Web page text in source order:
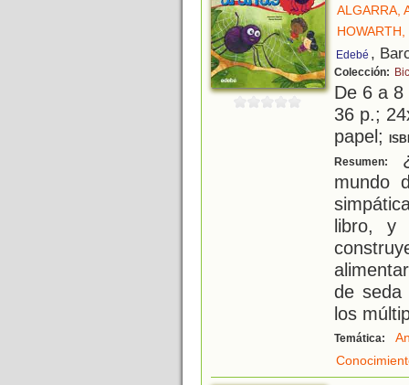
ALGARRA,
Edebé ,
Colección:
De 6 a
36 p.;
papel;
Resumen:
mundo
libro, y
de seda
los
Temática: